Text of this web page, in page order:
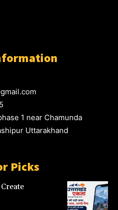
1 near Chamunda
Uttarakhand
Picks